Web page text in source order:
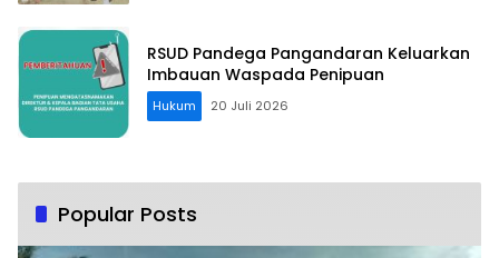
RSUD Pandega Pangandaran Keluarkan
Imbauan Waspada Penipuan
Hukum 20 Juli 2026
Popular Posts